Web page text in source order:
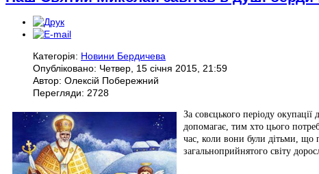
Категорія: Новини Бердичева
Опубліковано: Четвер, 15 січня 2015, 21:59
Автор: Олексій Побережний
Перегляди: 2728
За совєцького періоду
допомагає, тим хто цього
час, коли вони були дітьми, що
загальноприйнятого світу